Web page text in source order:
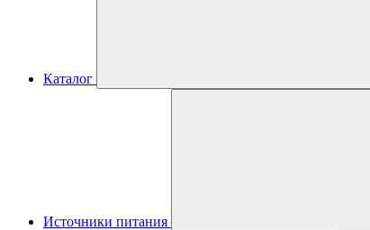
Каталог
Источники питания